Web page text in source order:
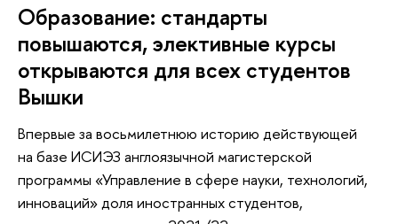
Образование: стандарты
повышаются, элективные курсы
открываются для всех студентов
Вышки
Впервые за восьмилетнюю историю действующей
на базе ИСИЭЗ англоязычной магистерской
программы «Управление в сфере науки, технологий,
инноваций» доля иностранных студентов,